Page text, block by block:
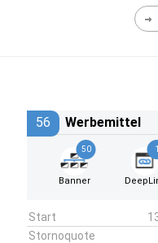
56 Werbemittel
50
Banner
1
Start
Stornoquote